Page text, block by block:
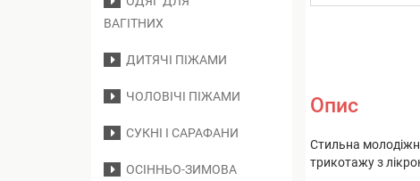
ВАГІТНИХ
ДИТЯЧІ ПІЖАМИ
ЧОЛОВІЧІ ПІЖАМИ
СУКНІ І САРАФАНИ
ОСІННЬО-ЗИМОВА
Опис
Стильна
трикотажу з